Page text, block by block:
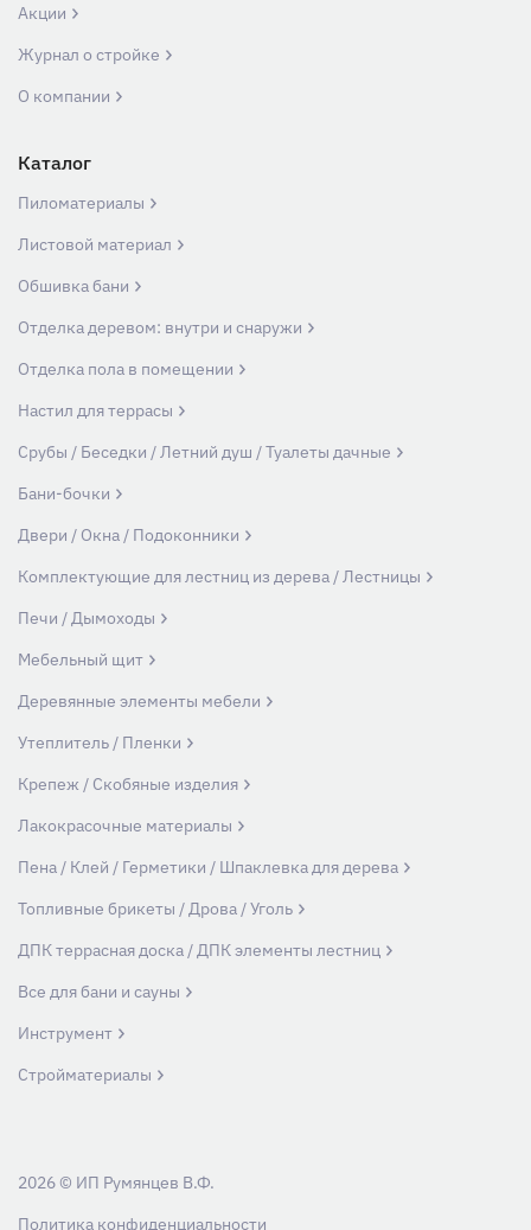
Акции
Журнал о стройке
О компании
Каталог
Пиломатериалы
Листовой материал
Обшивка бани
Отделка деревом: внутри и снаружи
Отделка пола в помещении
Настил для террасы
Срубы / Беседки / Летний душ / Туалеты дачные
Бани-бочки
Двери / Окна / Подоконники
Комплектующие для лестниц из дерева / Лестницы
Печи / Дымоходы
Мебельный щит
Деревянные элементы мебели
Утеплитель / Пленки
Крепеж / Скобяные изделия
Лакокрасочные материалы
Пена / Клей / Герметики / Шпаклевка для дерева
Топливные брикеты / Дрова / Уголь
ДПК террасная доска / ДПК элементы лестниц
Все для бани и сауны
Инструмент
Стройматериалы
Политика конфиденциальности
2026 © ИП Румянцев В.Ф.